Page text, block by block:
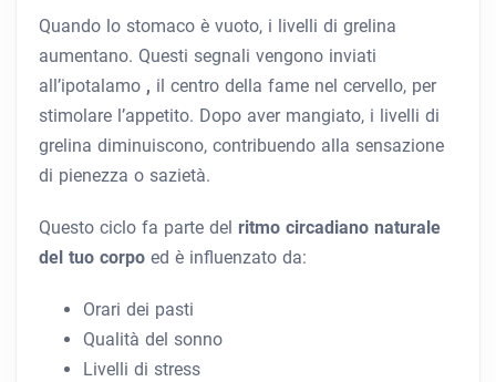
Quando lo stomaco è vuoto, i livelli di grelina
aumentano. Questi segnali vengono inviati
all’ipotalamo , il centro della fame nel cervello, per
stimolare l’appetito. Dopo aver mangiato, i livelli di
grelina diminuiscono, contribuendo alla sensazione
di pienezza o sazietà.
Questo ciclo fa parte del ritmo circadiano naturale
del tuo corpo ed è influenzato da:
Orari dei pasti
Qualità del sonno
Livelli di stress